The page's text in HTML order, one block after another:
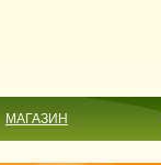
МАГАЗИН